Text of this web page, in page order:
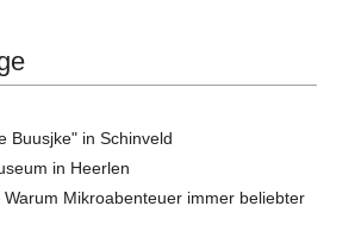
Buusjke" in Schinveld
in Heerlen
Mikroabenteuer immer beliebter